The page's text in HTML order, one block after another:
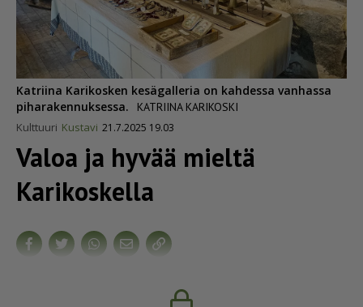
Katriina Karikosken kesägalleria on kahdessa vanhassa
piharakennuksessa.
KATRIINA KARIKOSKI
Kulttuuri Kustavi 21.7.2025 19.03
Valoa ja hyvää mieltä
Karikoskella